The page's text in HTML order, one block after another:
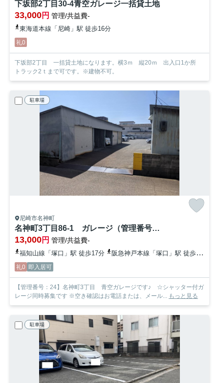
下坂部2丁目30-4青空ガレージ一括貸土地
33,000円 管理/共益費-
東海道本線「尼崎」駅 徒歩16分
礼0
下坂部2丁目 一括貸土地になります。横3ｍ 縦20ｍ 出入口1か所
トラック2ｔまで可です。※建物不可。
駐車場
尼崎市名神町
名神町3丁目86-1 ガレージ（管理番号：24）
13,000円 管理/共益費-
福知山線「塚口」駅 徒歩17分 阪急神戸本線「塚口」駅 徒歩21分
礼0 即入居可
【管理番号：24】名神町3丁目 青空ガレージです♪ ☆シャッター付ガ
レージ同時募集です ※空き確認はお電話または、メール... もっと見る
駐車場